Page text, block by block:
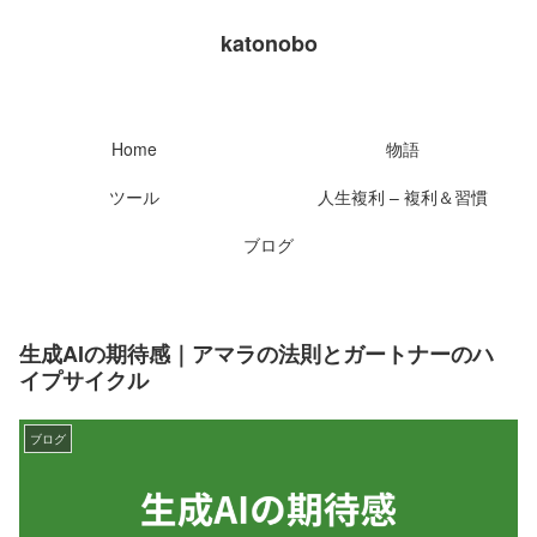
katonobo
Home
物語
ツール
人生複利 – 複利＆習慣
ブログ
生成AIの期待感｜アマラの法則とガートナーのハ
イプサイクル
ブログ